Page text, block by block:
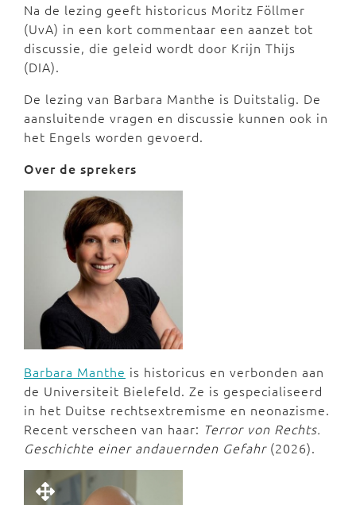
Na de lezing geeft historicus Moritz Föllmer
(UvA) in een kort commentaar een aanzet tot
discussie, die geleid wordt door Krijn Thijs
(DIA).
De lezing van Barbara Manthe is Duitstalig. De
aansluitende vragen en discussie kunnen ook in
het Engels worden gevoerd.
Over de sprekers
Barbara Manthe is historicus en verbonden aan
de Universiteit Bielefeld. Ze is gespecialiseerd
in het Duitse rechtsextremisme en neonazisme.
Recent verscheen van haar: Terror von Rechts.
Geschichte einer andauernden Gefahr(2026).